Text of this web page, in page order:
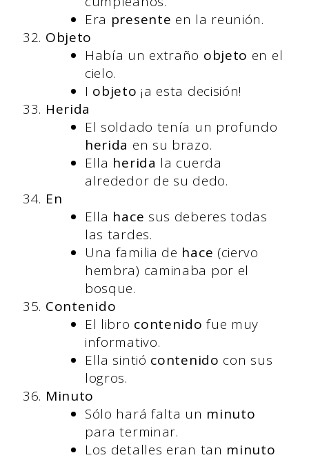
Era presente en la reunión.
Objeto
Había un extraño objeto en el
cielo.
I objeto ¡a esta decisión!
Herida
El soldado tenía un profundo
herida en su brazo.
Ella herida la cuerda
alrededor de su dedo.
En
Ella hace sus deberes todas
las tardes.
Una familia de hace (ciervo
hembra) caminaba por el
bosque.
Contenido
El libro contenido fue muy
informativo.
Ella sintió contenido con sus
logros.
Minuto
Sólo hará falta un minuto
para terminar.
Los detalles eran tan minuto